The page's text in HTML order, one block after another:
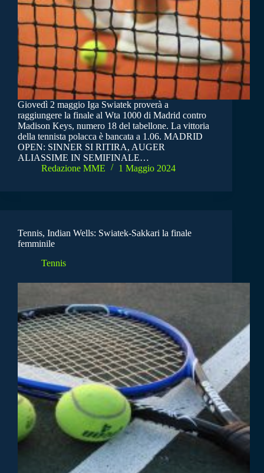
Giovedì 2 maggio Iga Swiatek proverà a
raggiungere la finale al Wta 1000 di Madrid contro
Madison Keys, numero 18 del tabellone. La vittoria
della tennista polacca è bancata a 1.06. MADRID
OPEN: SINNER SI RITIRA, AUGER
ALIASSIME IN SEMIFINALE…
Redazione MME
1 Maggio 2024
Tennis, Indian Wells: Swiatek-Sakkari la finale
femminile
Tennis